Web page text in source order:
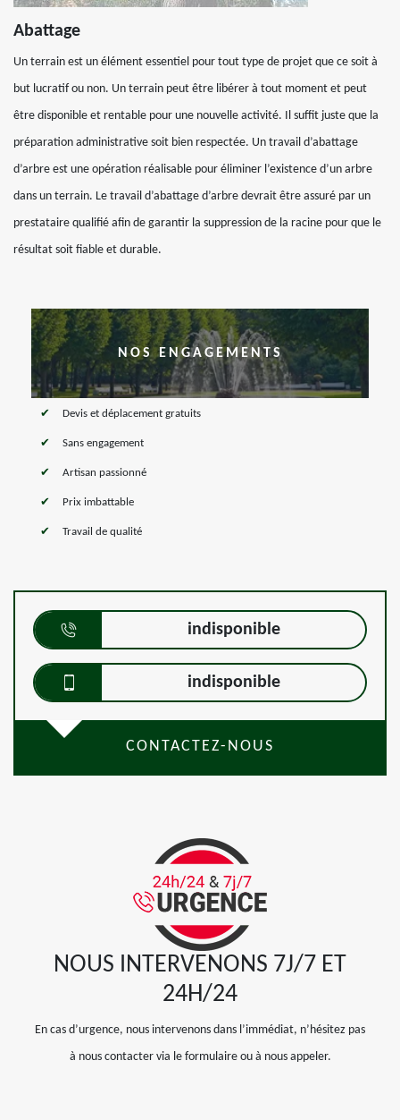
Abattage
Un terrain est un élément essentiel pour tout type de projet que ce soit à
but lucratif ou non. Un terrain peut être libérer à tout moment et peut
être disponible et rentable pour une nouvelle activité. Il suffit juste que la
préparation administrative soit bien respectée. Un travail d’abattage
d’arbre est une opération réalisable pour éliminer l’existence d’un arbre
dans un terrain. Le travail d’abattage d’arbre devrait être assuré par un
prestataire qualifié afin de garantir la suppression de la racine pour que le
résultat soit fiable et durable.
NOS ENGAGEMENTS
Devis et déplacement gratuits
Sans engagement
Artisan passionné
Prix imbattable
Travail de qualité
indisponible
indisponible
CONTACTEZ-NOUS
NOUS INTERVENONS 7J/7 ET
24H/24
En cas d’urgence, nous intervenons dans l’immédiat, n’hésitez pas
à nous contacter via le formulaire ou à nous appeler.